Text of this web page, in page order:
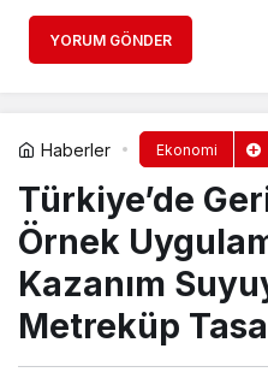
YORUM GÖNDER
Haberler Ekonomi
Türkiye’de
Örnek
Kazanım
Metreküp